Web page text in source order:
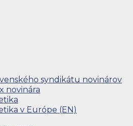
syndikátu novinárov
novinára
v Európe (EN)